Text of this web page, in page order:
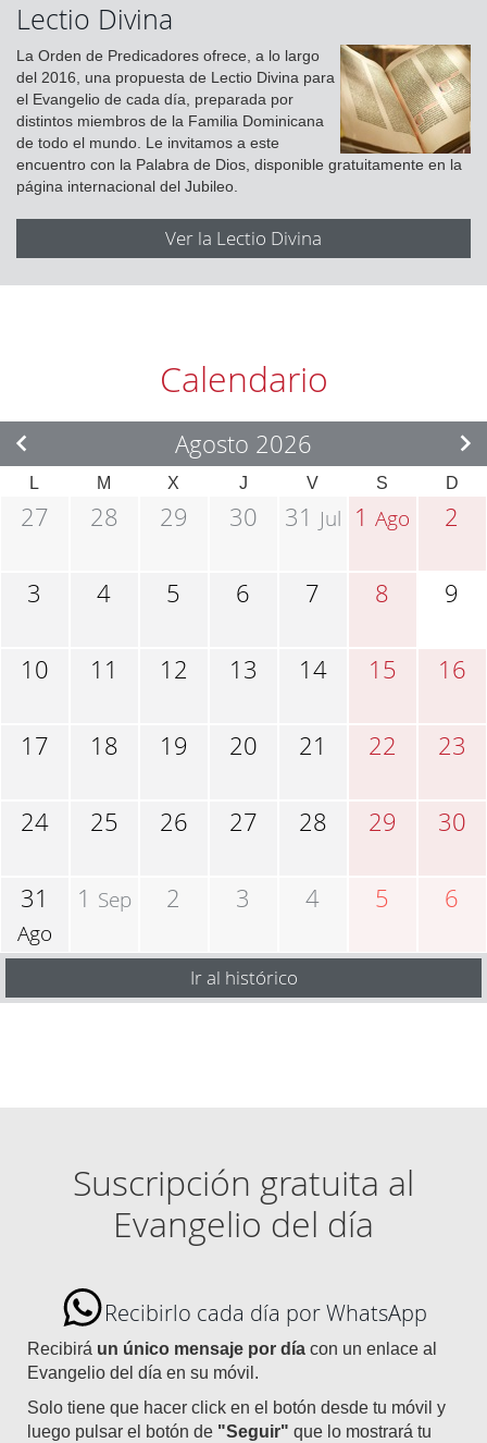
Lectio Divina
La Orden de Predicadores ofrece, a lo largo
del 2016, una propuesta de Lectio Divina para
el Evangelio de cada día, preparada por
distintos miembros de la Familia Dominicana
de todo el mundo. Le invitamos a este
encuentro con la Palabra de Dios, disponible gratuitamente en la
página internacional del Jubileo.
Ver la Lectio Divina
Calendario
Agosto 2026
L M X J V S D
27 28 29 30 31 Jul 1Ago 2
3 4 5 6 7 8 9
10 11 12 13 14 15 16
17 18 19 20 21 22 23
24 25 26 27 28 29 30
31
Ago
1 Sep 2 3 4 5 6
Ir al histórico
Suscripción gratuita al
Evangelio del día
Recibirlo cada día por WhatsApp
Recibirá un único mensaje por día con un enlace al
Evangelio del día en su móvil.
Solo tiene que hacer click en el botón desde tu móvil y
luego pulsar el botón de "Seguir" que lo mostrará tu